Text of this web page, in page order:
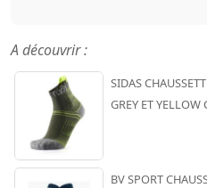
A découvrir :
SIDAS
GREY ET
BV SPORT